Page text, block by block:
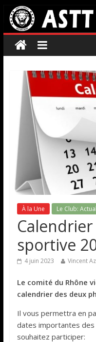
À la Une Le Club:
sportive
4 juin 2023 Vincent
Le comité du Rhône
calendrier des deux
Il vous permettra en
dates importantes
souhaitez participer: